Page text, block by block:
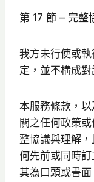
第 17 節 – 完整
我方未行使或
定，並不構成
本服務條款，
關之任何政策
整協議與理解
何先前或同時
其為口頭或書